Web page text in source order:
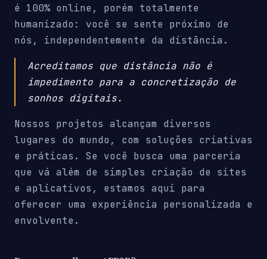
é 100% online, porém totalmente
humanizado: você se sente próximo de
nós, independentemente da distância.
Acreditamos que distância não é
impedimento para a concretização de
sonhos digitais.
Nossos projetos alcançam diversos
lugares do mundo, com soluções criativas
e práticas. Se você busca uma parceria
que vá além de simples criação de sites
e aplicativos, estamos aqui para
oferecer uma experiência personalizada e
envolvente.